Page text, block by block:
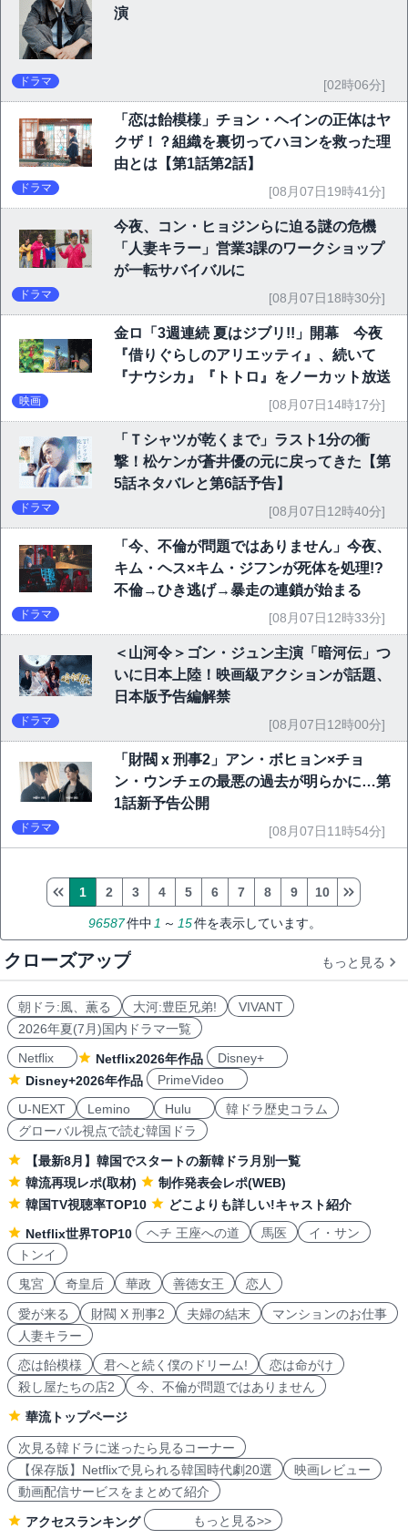
演
ドラマ [02時06分]
「恋は飴模様」チョン・ヘインの正体はヤ
クザ！？組織を裏切ってハヨンを救った理
由とは【第1話第2話】
ドラマ [08月07日19時41分]
今夜、コン・ヒョジンらに迫る謎の危機
「人妻キラー」営業3課のワークショップ
が一転サバイバルに
ドラマ [08月07日18時30分]
金ロ「3週連続 夏はジブリ!!」開幕 今夜
『借りぐらしのアリエッティ』、続いて
『ナウシカ』『トトロ』をノーカット放送
映画 [08月07日14時17分]
「Ｔシャツが乾くまで」ラスト1分の衝
撃！松ケンが蒼井優の元に戻ってきた【第
5話ネタバレと第6話予告】
ドラマ [08月07日12時40分]
「今、不倫が問題ではありません」今夜、
キム・ヘス×キム・ジフンが死体を処理!?
不倫→ひき逃げ→暴走の連鎖が始まる
ドラマ [08月07日12時33分]
＜山河令＞ゴン・ジュン主演「暗河伝」つ
いに日本上陸！映画級アクションが話題、
日本版予告編解禁
ドラマ [08月07日12時00分]
「財閥 x 刑事2」アン・ボヒョン×チョ
ン・ウンチェの最悪の過去が明らかに…第
1話新予告公開
ドラマ [08月07日11時54分]
96587件中 1 ～ 15件を表示しています。
1 2 3 4 5 6 7 8 9 10
クローズアップ もっと見る
朝ドラ:風、薫る 大河:豊臣兄弟!
VIVANT
2026年夏(7月)国内ドラマ一覧
Netflix
Netflix2026年作品
Disney+
Disney+2026年作品
PrimeVideo
U-NEXT
Lemino Hulu
韓ドラ歴史コラム
グローバル視点で読む韓国ドラ
【最新8月】韓国でスタートの新韓ドラ月別一覧
韓流再現レポ(取材)
制作発表会レポ(WEB)
韓国TV視聴率TOP10
どこよりも詳しい!キャスト紹介
Netflix世界TOP10
ヘチ 王座への道 馬医
イ・サン
トンイ
鬼宮
奇皇后 華政 善徳女王 恋人
愛が来る 財閥 X 刑事2 夫婦の結末
マンションのお仕事
人妻キラー
恋は飴模様
君へと続く僕のドリーム!
恋は命がけ
殺し屋たちの店2
今、不倫が問題ではありません
華流トップページ
次見る韓ドラに迷ったら見るコーナー
【保存版】Netflixで見られる韓国時代劇20選
映画レビュー
動画配信サービスをまとめて紹介
アクセスランキング もっと見る>>